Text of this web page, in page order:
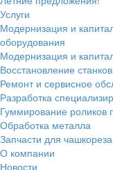
Услуги
Модернизация и
оборудования
Модернизация и
Восстановление
Ремонт и сервисное
Разработка
Гуммирование роликов
Обработка металла
Запчасти для чашкореза
О компании
Новости